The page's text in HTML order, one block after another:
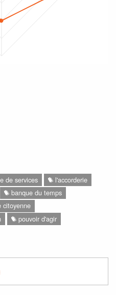
de services
l'accorderie
banque du temps
citoyenne
pouvoir d'agir